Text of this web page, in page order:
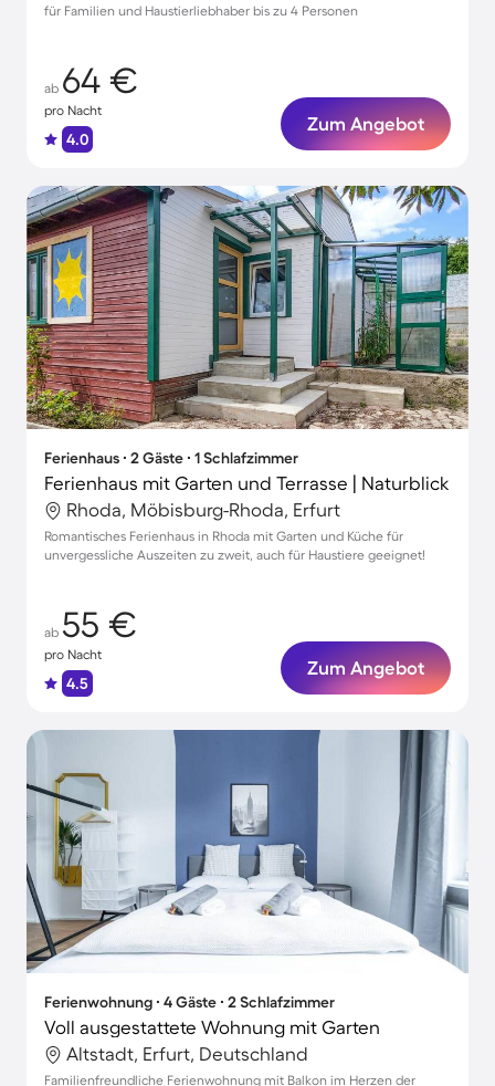
für Familien und Haustierliebhaber bis zu 4 Personen
ab 64 €
pro Nacht
4.0
Zum Angebot
Ferienhaus ∙ 2 Gäste ∙ 1 Schlafzimmer
Ferienhaus mit Garten und Terrasse | Naturblick
Rhoda, Möbisburg-Rhoda, Erfurt
Romantisches Ferienhaus in Rhoda mit Garten und Küche für
unvergessliche Auszeiten zu zweit, auch für Haustiere geeignet!
ab 55 €
pro Nacht
4.5
Zum Angebot
Ferienwohnung ∙ 4 Gäste ∙ 2 Schlafzimmer
Voll ausgestattete Wohnung mit Garten
Altstadt, Erfurt, Deutschland
Familienfreundliche Ferienwohnung mit Balkon im Herzen der